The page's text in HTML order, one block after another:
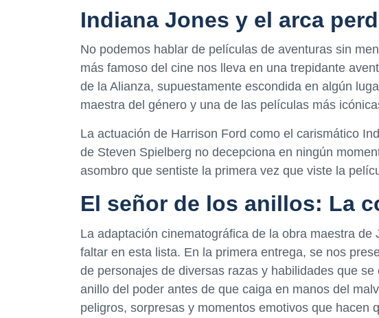
Indiana Jones y el arca
No podemos hablar de películas de aventuras sin
más famoso del cine nos lleva en una trepidante
de la Alianza, supuestamente escondida en algún
maestra del género y una de las películas más
La actuación de Harrison Ford como el carismático
de Steven Spielberg no decepciona en ningún
asombro que sentiste la primera vez que viste la
El señor de los anillos: La
La adaptación cinematográfica de la obra maestra
faltar en esta lista. En la primera entrega, se nos
de personajes de diversas razas y habilidades que
anillo del poder antes de que caiga en manos del
peligros, sorpresas y momentos emotivos que hacen